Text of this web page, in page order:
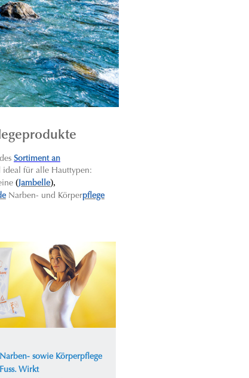
Sortiment an
ideal für alle Hauttypen:
(Jambelle),
Narben- und Körperpflege
sowie Körperpflege
Wirkt